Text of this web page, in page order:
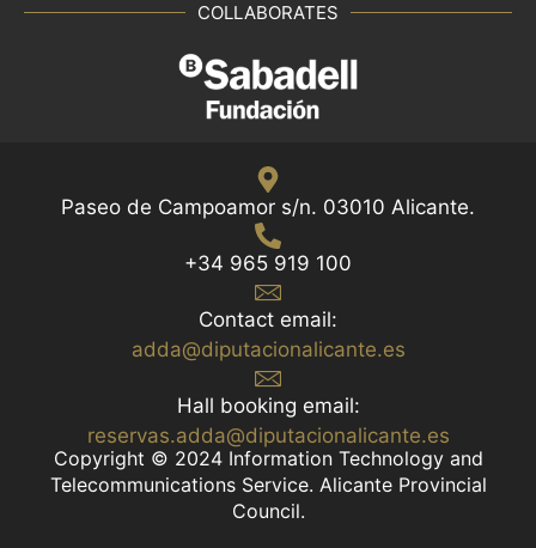
COLLABORATES
Paseo de Campoamor s/n. 03010 Alicante.
+34 965 919 100
Contact email:
adda@diputacionalicante.es
Hall booking email:
reservas.adda@diputacionalicante.es
Copyright © 2024 Information Technology and
Telecommunications Service. Alicante Provincial
Council.